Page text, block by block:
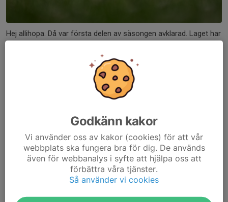
Hej allihopa. Då var första delen av säsongen avklarad. Laget har
ledare att se. Vi räknar inte tabell eller målskillnad i denna serie,
Träningsdax
0 kommentarer
Träning för -14 killar börjar Tor 22 april
17:15-18:15 i Zinken
Godkänn kakor
Vi använder oss av kakor (cookies) för att vår
webbplats ska fungera bra för dig. De används
även för webbanalys i syfte att hjälpa oss att
förbättra våra tjänster.
Så använder vi cookies